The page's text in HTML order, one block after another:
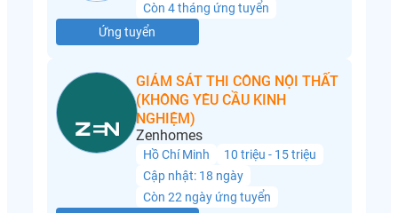
Còn 4 tháng ứng tuyển
Ứng tuyển
GIÁM SÁT THI CÔNG NỘI THẤT
(KHÔNG YÊU CẦU KINH
NGHIỆM)
Zenhomes
Hồ Chí Minh
10 triệu - 15 triệu
Cập nhật: 18 ngày
Còn 22 ngày ứng tuyển